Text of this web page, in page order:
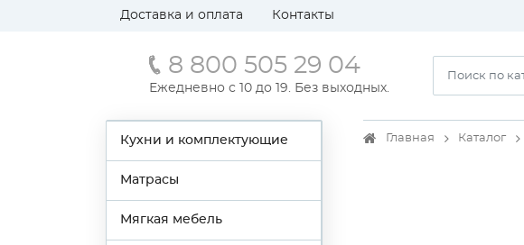
Доставка и оплата Контакты
8 800 505 29 04
Ежедневно с 10 до 19. Без выходных.
Кухни и комплектующие
Матрасы
Мягкая мебель
Главная Каталог